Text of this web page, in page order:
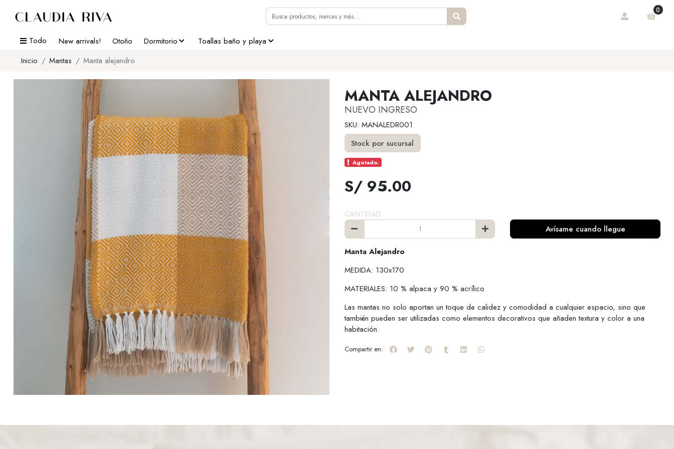
0
Todo New arrivals! Otoño Dormitorio
Toallas baño y playa
Inicio
Mantas Manta alejandro
MANTA ALEJANDRO
NUEVO INGRESO
SKU: MANALEDR001
Stock por sucursal
Agotado.
S/ 95.00
CANTIDAD
Avísame cuando llegue
Manta Alejandro
MEDIDA: 130x170
MATERIALES: 10 % alpaca y 90 % acrílico
Las mantas no solo aportan un toque de calidez y comodidad a cualquier espacio, sino que
también pueden ser utilizadas como elementos decorativos que añaden textura y color a una
habitación.
Compartir en: